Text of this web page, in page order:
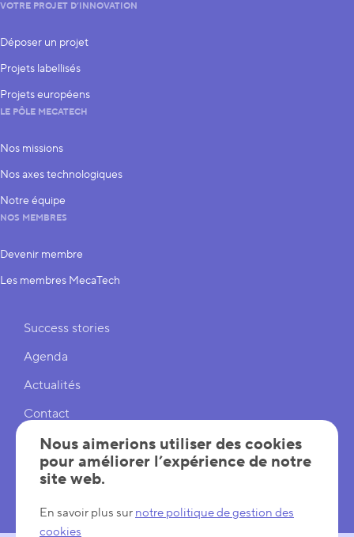
VOTRE PROJET D’INNOVATION
Déposer un projet
Projets labellisés
Projets européens
LE PÔLE MECATECH
Nos missions
Nos axes technologiques
Notre équipe
NOS MEMBRES
Devenir membre
Les membres MecaTech
Liens rapides
Success stories
Agenda
Actualités
Contact
Cookies
Réglages cookies
Nous aimerions utiliser des cookies
pour améliorer l’expérience de notre
site web.
En savoir plus sur notre politique de gestion des
cookies